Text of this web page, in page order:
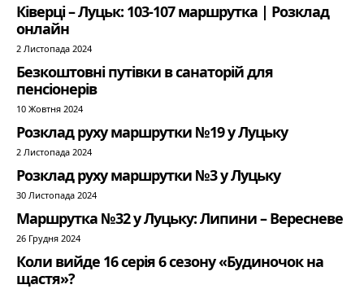
Ківерці – Луцьк: 103-107 маршрутка | Розклад
онлайн
2 Листопада 2024
Безкоштовні путівки в санаторій для
пенсіонерів
10 Жовтня 2024
Розклад руху маршрутки №19 у Луцьку
2 Листопада 2024
Розклад руху маршрутки №3 у Луцьку
30 Листопада 2024
Маршрутка №32 у Луцьку: Липини – Вересневе
26 Грудня 2024
Коли вийде 16 серія 6 сезону «Будиночок на
щастя»?